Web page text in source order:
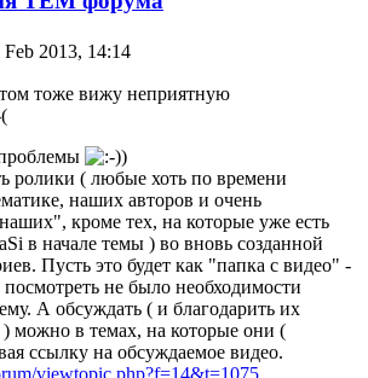
Feb 2013, 14:14
тоже вижу неприятную
ролики ( любые хоть по времени
наших авторов и очень
кроме тех, на которые уже есть
в начале темы ) во вновь созданной
Пусть это будет как "папка с видео" -
не было необходимости
А обсуждать ( и благодарить их
) можно в темах, на которые они (
ссылку на обсуждаемое видео.